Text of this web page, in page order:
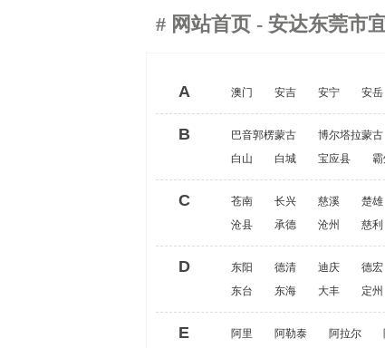
# 网站首页 - 安达东莞市
A 澳门 安吉 安宁 安岳
B 巴音郭楞蒙古 博尔塔拉蒙古
白山
白城 宝应县 霸
C 苍南 长兴 慈溪 楚雄
沧县
承德 沧州 慈利
D 东阳 德清 迪庆 德宏
东台
东海 大丰 定州
E 阿里 阿勒泰 阿拉尔